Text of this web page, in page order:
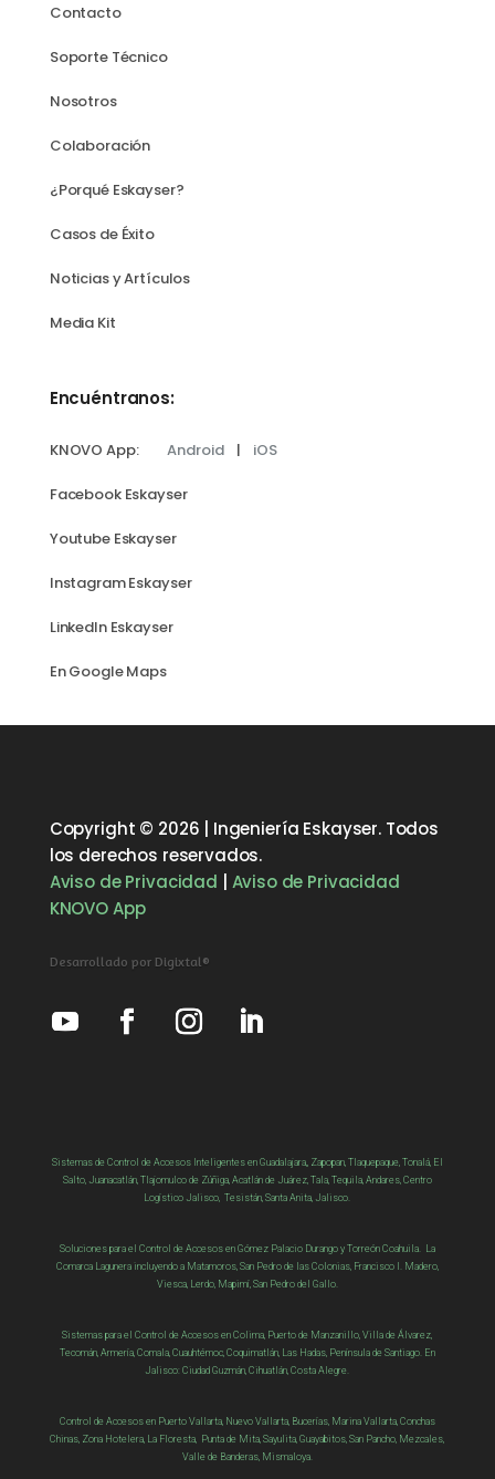
Contacto
Soporte Técnico
Nosotros
Colaboración
¿Porqué Eskayser?
Casos de Éxito
Noticias y Artículos
Media Kit
Encuéntranos:
KNOVO App:Android| iOS
Facebook Eskayser
Youtube Eskayser
Instagram Eskayser
LinkedIn Eskayser
En Google Maps
Copyright © 2026 | Ingeniería Eskayser. Todos
los derechos reservados.
Aviso de Privacidad | Aviso de Privacidad
KNOVO App
Desarrollado por Digixtal®
Sistemas de Control de Accesos Inteligentes en Guadalajara,, Zapopan, Tlaquepaque, Tonalá, El
Salto, Juanacatlán, Tlajomulco de Zúñiga, Acatlán de Juárez, Tala, Tequila, Andares, Centro
Logístico Jalisco, Tesistán, Santa Anita, Jalisco.
Soluciones para el Control de Accesos en Gómez Palacio Durango y Torreón Coahuila. La
Comarca Lagunera incluyendo a Matamoros, San Pedro de las Colonias, Francisco I. Madero,
Viesca, Lerdo, Mapimí, San Pedro del Gallo.
Sistemas para el Control de Accesos en Colima, Puerto de Manzanillo, Villa de Álvarez,
Tecomán, Armería, Comala, Cuauhtémoc, Coquimatlán, Las Hadas, Península de Santiago. En
Jalisco: Ciudad Guzmán, Cihuatlán, Costa Alegre.
Control de Accesos en Puerto Vallarta, Nuevo Vallarta, Bucerías, Marina Vallarta, Conchas
Chinas, Zona Hotelera, La Floresta, Punta de Mita, Sayulita, Guayabitos, San Pancho, Mezcales,
Valle de Banderas, Mismaloya.